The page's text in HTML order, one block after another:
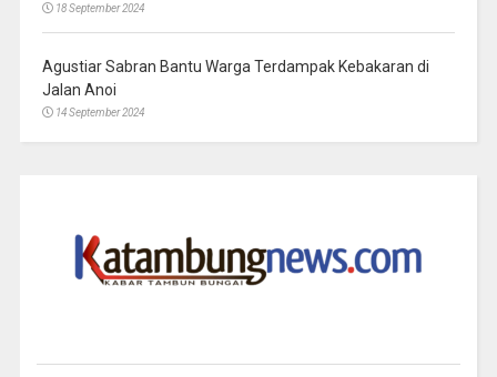
18 September 2024
Agustiar Sabran Bantu Warga Terdampak Kebakaran di
Jalan Anoi
14 September 2024